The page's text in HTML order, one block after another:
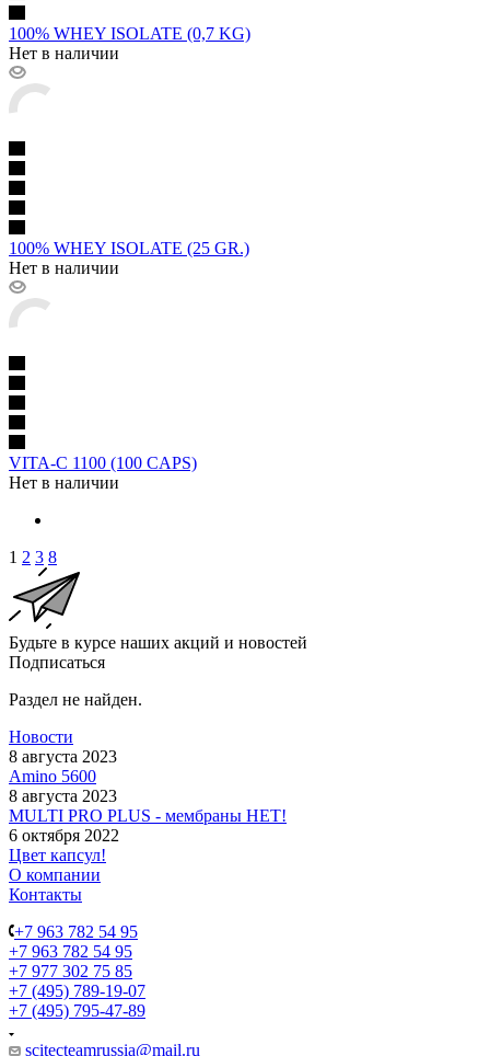
100% WHEY ISOLATE (0,7 KG)
Нет в наличии
100% WHEY ISOLATE (25 GR.)
Нет в наличии
VITA-C 1100 (100 CAPS)
Нет в наличии
1 2 3 8
Будьте в курсе наших акций и новостей
Подписаться
Раздел не найден.
Новости
8 августа 2023
Amino 5600
8 августа 2023
MULTI PRO PLUS - мембраны НЕТ!
6 октября 2022
Цвет капсул!
О компании
Контакты
+7 963 782 54 95
+7 963 782 54 95
+7 977 302 75 85
+7 (495) 789-19-07
+7 (495) 795-47-89
scitecteamrussia@mail.ru